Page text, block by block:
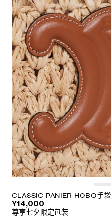
CLASSIC PANIER HOBO手袋
¥14,000
尊享七夕限定包装